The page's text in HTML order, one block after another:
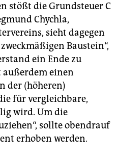
stößt die Grundsteuer C
Chychla,
sieht dagegen
Baustein“,
ein Ende zu
außerdem einen
der (höheren)
für vergleichbare,
wird. Um die
sollte obendrauf
erhoben werden.